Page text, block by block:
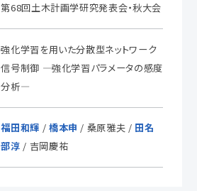
第68回土木計画学研究発表会・秋大会
強化学習を用いた分散型ネットワーク
信号制御 —強化学習パラメータの感度
分析—
福田和輝 / 橋本申 / 桑原雅夫 / 田名
部淳 / 吉岡慶祐